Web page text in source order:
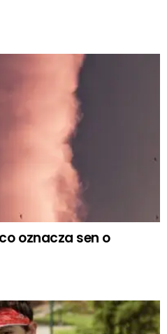
oznacza sen o